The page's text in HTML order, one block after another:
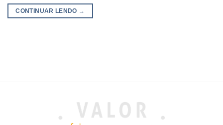
CONTINUAR LENDO →